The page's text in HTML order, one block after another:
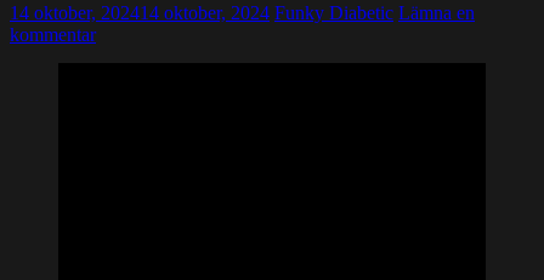
14 oktober, 202414 oktober, 2024 Funky Diabetic Lämna en
kommentar